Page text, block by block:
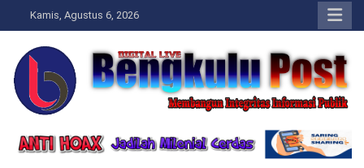
to
content
Kamis, Agustus 6, 2026
Bengkulupost.id